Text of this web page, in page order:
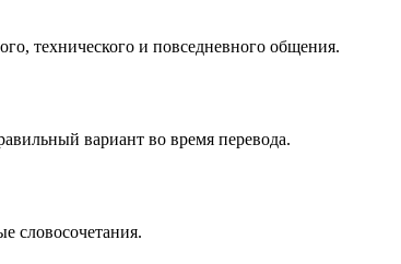
технического и повседневного общения.
вариант во время перевода.
словосочетания.